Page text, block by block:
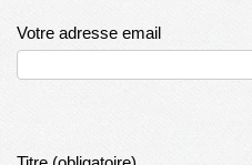
Votre adresse email